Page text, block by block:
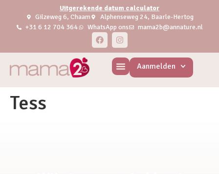
Uitgerekende datum calculator
Gilzeweg 6, Chaam
Alphenseweg 24, Baarle-Hertog
+31 6 12 704 364
WhatsApp ons mama2b@annature.nl
Aanmelden
Tess